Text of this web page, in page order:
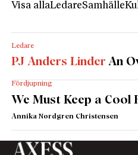
Visa allaLedareSamhälle
Ledare
PJ Anders Linder An
Fördjupning
We Must Keep a Cool
Annika Nordgren Christensen